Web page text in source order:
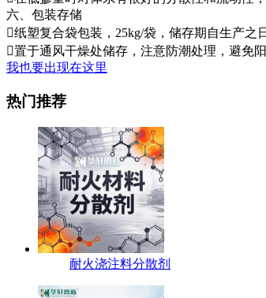
六、包装存储
纸塑复合袋包装，25kg/袋，储存期自生产之
置于通风干燥处储存，注意防潮处理，避免
我也要出现在这里
热门推荐
耐火浇注料‌分散剂